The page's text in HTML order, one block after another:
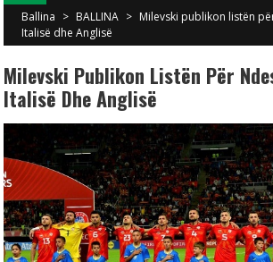
Ballina > BALLINA > Milevski publikon listën
Italisë dhe Anglisë
Milevski Publikon Listën Për
Italisë Dhe Anglisë